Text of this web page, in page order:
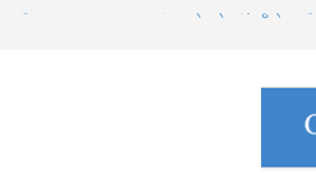
ହଜାର ୬୪୮ କୋଟି ନିବେଶ ପ୍ରସ୍ତାବ, ସୃଷ୍ଟି ହେବ
ଲାଞ୍ଚ ମାମଲା ଶେଷ: ସୁପ୍ରିମକୋର୍ଟଙ୍କ ଦ୍ୱାରା
୩ ବିଶେଷଜ୍ଞଙ୍କ ବିରୋଧରେ ଗୁରୁତର